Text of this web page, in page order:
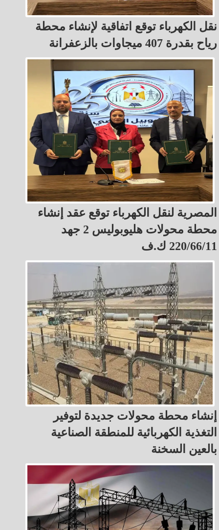
نقل الكهرباء توقع اتفاقية لإنشاء محطة
رياح بقدرة 407 ميجاوات بالزعفرانة
المصرية لنقل الكهرباء توقع عقد إنشاء
محطة محولات هليوبوليس 2 جهد
220/66/11 ك.ف
إنشاء محطة محولات جديدة لتوفير
التغذية الكهربائية للمنطقة الصناعية
بالعين السخنة